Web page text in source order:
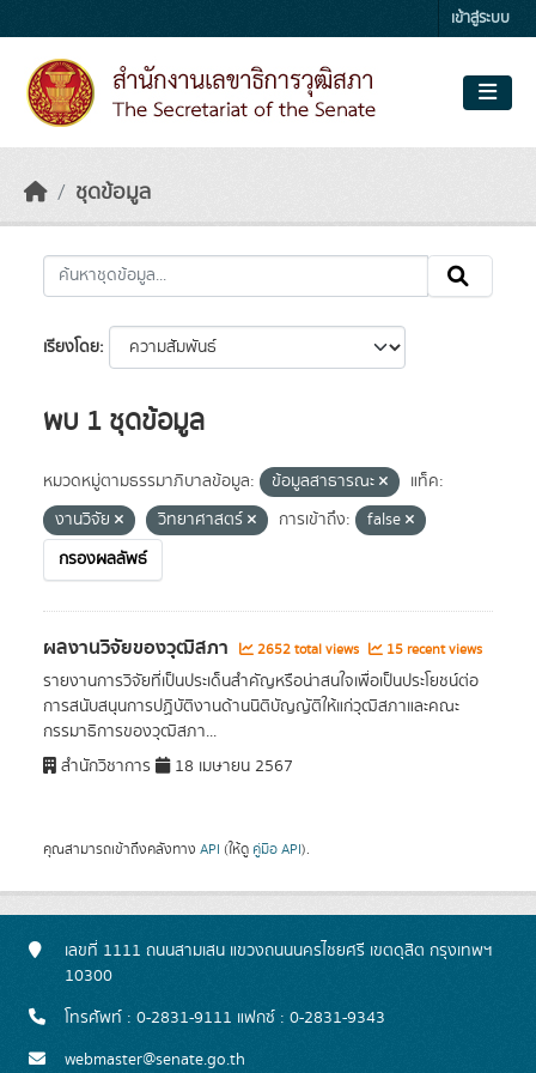
เข้าสู่ระบบ
ชุดข้อมูล
เรียงโดย
พบ 1 ชุดข้อมูล
หมวดหมู่ตามธรรมาภิบาลข้อมูล: ข้อมูลสาธารณะ
แท็ค:
งานวิจัย
วิทยาศาสตร์ การเข้าถึง:
false
กรองผลลัพธ์
ผลงานวิจัยของวุฒิสภา 2652 total views 15 recent views
รายงานการวิจัยที่เป็นประเด็นสำคัญหรือน่าสนใจเพื่อเป็นประโยชน์ต่อ
การสนับสนุนการปฏิบัติงานด้านนิติบัญญัติให้แก่วุฒิสภาและคณะ
กรรมาธิการของวุฒิสภา...
สำนักวิชาการ
18 เมษายน 2567
คุณสามารถเข้าถึงคลังทาง API (ให้ดู คู่มือ API).
เลขที่ 1111 ถนนสามเสน แขวงถนนนครไชยศรี เขตดุสิต กรุงเทพฯ
10300
โทรศัพท์ : 0-2831-9111 แฟกซ์ : 0-2831-9343
webmaster@senate.go.th